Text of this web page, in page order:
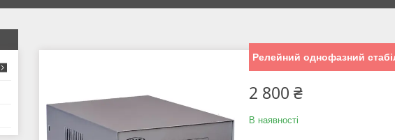
Релейний однофазний
2 800 ₴
В наявності